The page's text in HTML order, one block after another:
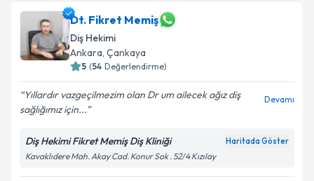
Dt. Fikret Memiş
Diş Hekimi
Ankara, Çankaya
5 (54 Değerlendirme)
Yıllardır vazgeçilmezim olan Dr um ailecek ağız diş
sağlığımız için...
Devamı
Diş Hekimi Fikret Memiş Diş Kliniği Haritada Göster
Kavaklıdere Mah. Akay Cad. Konur Sok . 52/4 Kızılay